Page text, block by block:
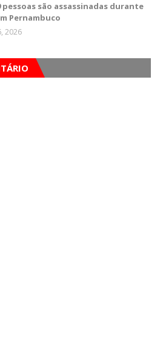
pessoas são assassinadas durante
Pernambuco
2026